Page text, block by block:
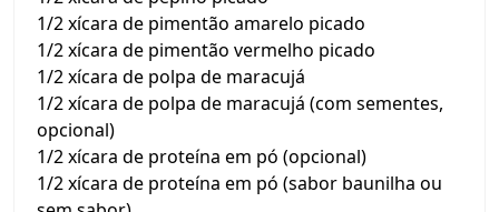
1/2 xícara de pimentão amarelo picado
1/2 xícara de pimentão vermelho picado
1/2 xícara de polpa de maracujá
1/2 xícara de polpa de maracujá (com sementes,
opcional)
1/2 xícara de proteína em pó (opcional)
1/2 xícara de proteína em pó (sabor baunilha ou